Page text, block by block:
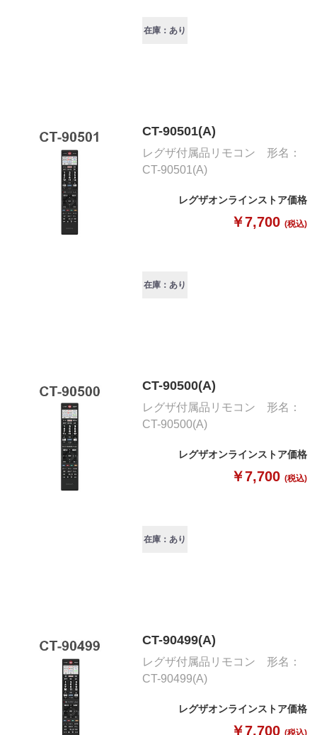
在庫：あり
CT-90501(A)
レグザ付属品リモコン 形名：
CT-90501(A)
レグザオンラインストア価格
￥7,700 (税込)
在庫：あり
CT-90500(A)
レグザ付属品リモコン 形名：
CT-90500(A)
レグザオンラインストア価格
￥7,700 (税込)
在庫：あり
CT-90499(A)
レグザ付属品リモコン 形名：
CT-90499(A)
レグザオンラインストア価格
￥7,700 (税込)